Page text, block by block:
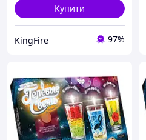
Купити
KingFire 97%